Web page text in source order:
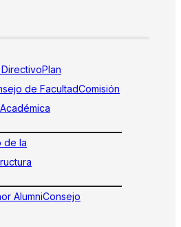
Plan
de FacultadComisión
de la
AlumniConsejo